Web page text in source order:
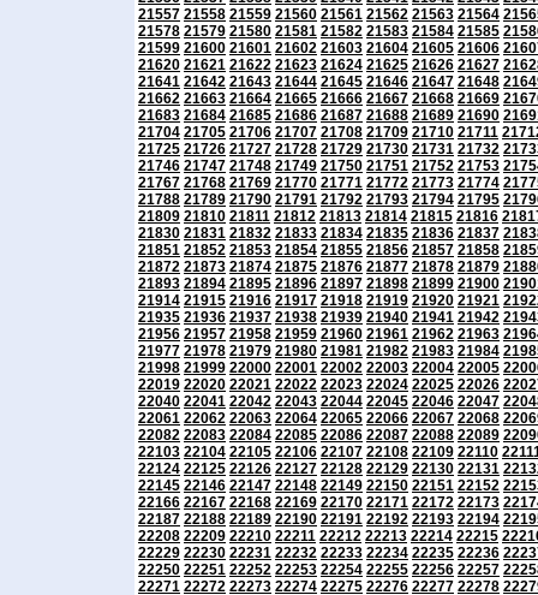
21557 21558 21559 21560 21561 21562 21563 21564
21578 21579 21580 21581 21582 21583 21584 21585
21599 21600 21601 21602 21603 21604 21605 21606
21620 21621 21622 21623 21624 21625 21626 21627
21641 21642 21643 21644 21645 21646 21647 21648
21662 21663 21664 21665 21666 21667 21668 21669
21683 21684 21685 21686 21687 21688 21689 21690
21704 21705 21706 21707 21708 21709 21710 21711
21725 21726 21727 21728 21729 21730 21731 21732
21746 21747 21748 21749 21750 21751 21752 21753
21767 21768 21769 21770 21771 21772 21773 21774
21788 21789 21790 21791 21792 21793 21794 21795
21809 21810 21811 21812 21813 21814 21815 21816
21830 21831 21832 21833 21834 21835 21836 21837
21851 21852 21853 21854 21855 21856 21857 21858
21872 21873 21874 21875 21876 21877 21878 21879
21893 21894 21895 21896 21897 21898 21899 21900
21914 21915 21916 21917 21918 21919 21920 21921
21935 21936 21937 21938 21939 21940 21941 21942
21956 21957 21958 21959 21960 21961 21962 21963
21977 21978 21979 21980 21981 21982 21983 21984
21998 21999 22000 22001 22002 22003 22004 22005
22019 22020 22021 22022 22023 22024 22025 22026
22040 22041 22042 22043 22044 22045 22046 22047
22061 22062 22063 22064 22065 22066 22067 22068
22082 22083 22084 22085 22086 22087 22088 22089
22103 22104 22105 22106 22107 22108 22109 22110
22124 22125 22126 22127 22128 22129 22130 22131
22145 22146 22147 22148 22149 22150 22151 22152
22166 22167 22168 22169 22170 22171 22172 22173
22187 22188 22189 22190 22191 22192 22193 22194
22208 22209 22210 22211 22212 22213 22214 22215
22229 22230 22231 22232 22233 22234 22235 22236
22250 22251 22252 22253 22254 22255 22256 22257
22271 22272 22273 22274 22275 22276 22277 22278